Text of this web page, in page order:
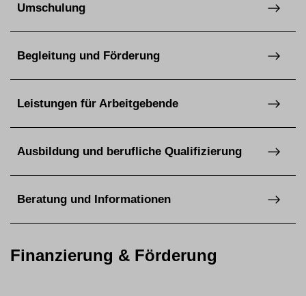
Umschulung
Begleitung und Förderung
Leistungen für Arbeitgebende
Ausbildung und berufliche Qualifizierung
Beratung und Informationen
Finanzierung & Förderung